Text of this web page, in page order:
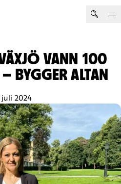
VANN 100
BYGGER ALTAN
juli 2024